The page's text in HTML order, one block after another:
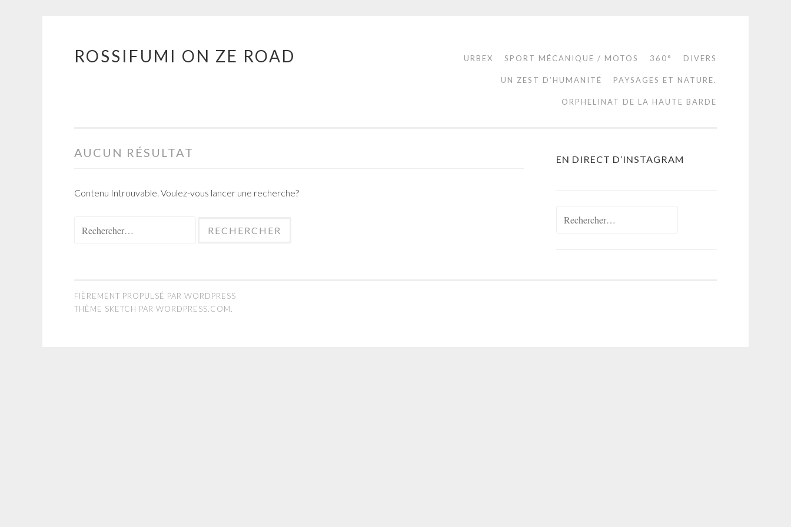
Aller
ROSSIFUMI ON ZE ROAD URBEX SPORT MÉCANIQUE / MOTOS 360° DIVERS
UN ZEST D’HUMANITÉ PAYSAGES ET NATURE.
ORPHELINAT DE LA HAUTE BARDE
AUCUN RÉSULTAT
Contenu Introuvable. Voulez-vous lancer une recherche?
EN DIRECT D’INSTAGRAM
FIÈREMENT PROPULSÉ PAR WORDPRESS
THÈME SKETCH PAR WORDPRESS.COM